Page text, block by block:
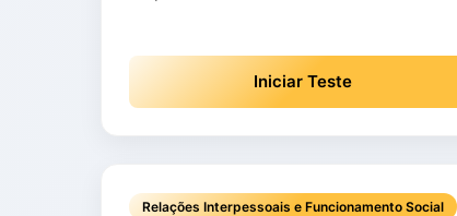
Iniciar Teste
Relações Interpessoais e Funcionamento Social